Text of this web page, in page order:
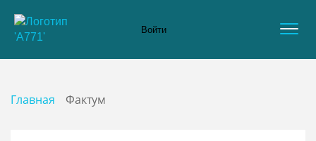
Войти
Главная Фактум